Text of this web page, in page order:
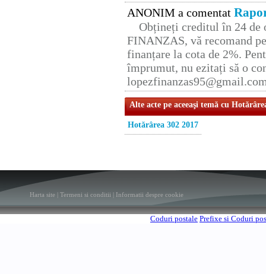
ANONIM a comentat
Obțineți creditul în 24 de
FINANZAS, vă recomand
finanțare la cota de 2%.
împrumut, nu ezitați să o
Alte acte pe aceeaşi temă cu
Hotărârea 302 2017
Harta site Termeni si conditii Informatii despre cookie
Coduri postale Prefixe si Coduri